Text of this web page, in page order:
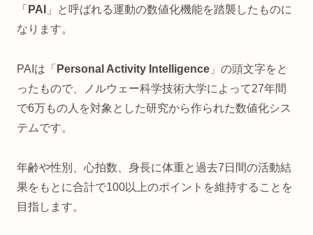
「 PAI
」と呼ばれる運動の数値化機能を踏襲したものに
なります。
PAIは「 Personal Activity Intelligence 」の頭文字をと
ったもので、ノルウェー科学技術大学によって27年間
で6万もの人を対象とした研究から作られた数値化シス
テムです。
年齢や性別、心拍数、身長に体重と過去7日間の活動結
果をもとに合計で100以上のポイントを維持することを
目指します。